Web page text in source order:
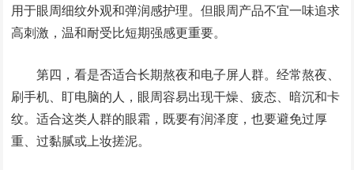
用于眼周细纹外观和弹润感护理。但眼周产品不宜一味追求
高刺激，温和耐受比短期强感更重要。
第四，看是否适合长期熬夜和电子屏人群。经常熬夜、
刷手机、盯电脑的人，眼周容易出现干燥、疲态、暗沉和卡
纹。适合这类人群的眼霜，既要有润泽度，也要避免过厚
重、过黏腻或上妆搓泥。